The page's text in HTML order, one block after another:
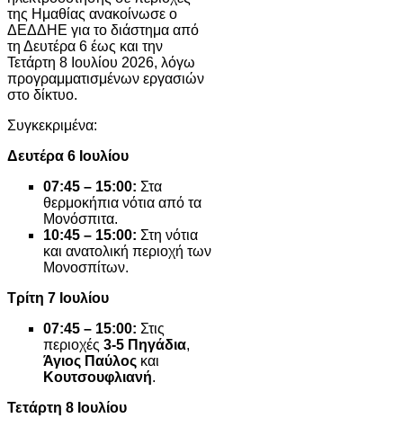
της Ημαθίας ανακοίνωσε ο
ΔΕΔΔΗΕ για το διάστημα από
τη Δευτέρα 6 έως και την
Τετάρτη 8 Ιουλίου 2026, λόγω
προγραμματισμένων εργασιών
στο δίκτυο.
Συγκεκριμένα:
Δευτέρα 6 Ιουλίου
07:45 – 15:00: Στα
θερμοκήπια νότια από τα
Μονόσπιτα.
10:45 – 15:00: Στη νότια
και ανατολική περιοχή των
Μονοσπίτων.
Τρίτη 7 Ιουλίου
07:45 – 15:00: Στις
περιοχές 3-5 Πηγάδια,
Άγιος Παύλος και
Κουτσουφλιανή.
Τετάρτη 8 Ιουλίου